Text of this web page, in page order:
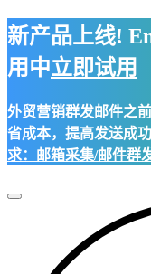
新产品上线!
用中立即试用
外贸营销群发邮件之
省成本，提高发送成
求：邮箱采集/邮件群
Toggle